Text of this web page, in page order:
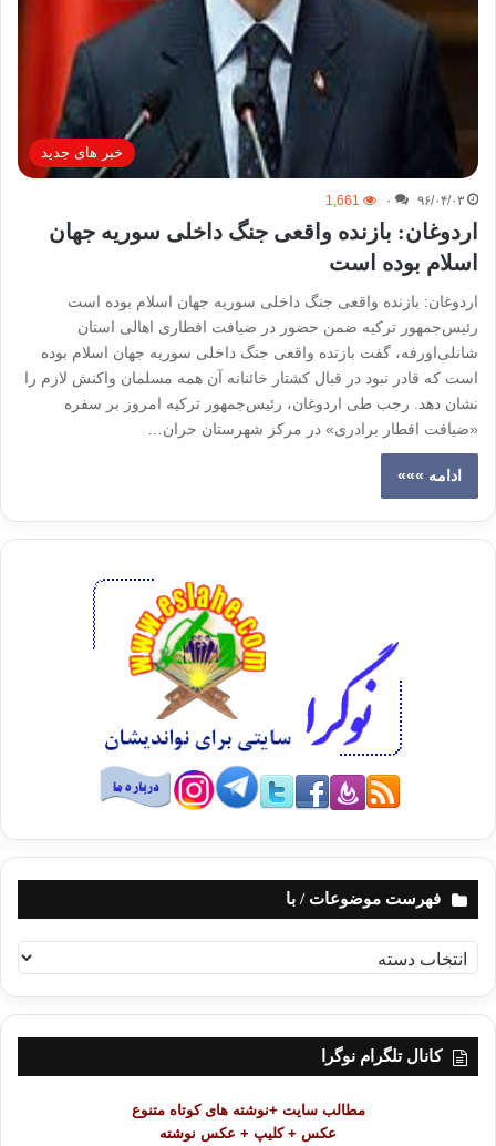
خبر های جدید
۹۶/۰۴/۰۳ ۰ 1,661
اردوغان: بازنده واقعی جنگ داخلی سوریه جهان
اسلام بوده است
اردوغان: بازنده واقعی جنگ داخلی سوریه جهان اسلام بوده است
رئیس‌جمهور ترکیه ضمن حضور در ضیافت افطاری اهالی استان
شانلی‌اورفه، گفت بازنده واقعی جنگ داخلی سوریه جهان اسلام بوده
است که قادر نبود در قبال کشتار خائنانه آن همه مسلمان واکنش لازم را
نشان دهد. رجب طی اردوغان، رئیس‌جمهور ترکیه امروز بر سفره
«ضیافت افطار برادری» در مرکز شهرستان حران…
ادامه »»»
فهرست موضوعات / با
ه
ر
کانال تلگرام نوگرا
مطالب سایت +نوشته های کوتاه متنوع
عکس + کلیپ + عکس نوشته